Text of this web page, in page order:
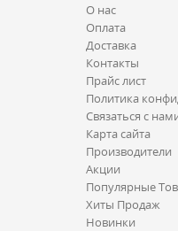
О нас
Оплата
Доставка
Контакты
Прайс лист
Политика
Связаться с
Карта сайта
Производители
Акции
Популярные
Хиты Продаж
Новинки